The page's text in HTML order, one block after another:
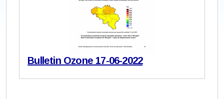
Bulletin Ozone 17-06-2022